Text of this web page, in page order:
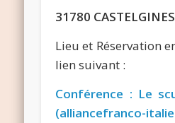
31780
Lieu et Réservation
lien suivant :
Conférence : Le
(alliancefranco-